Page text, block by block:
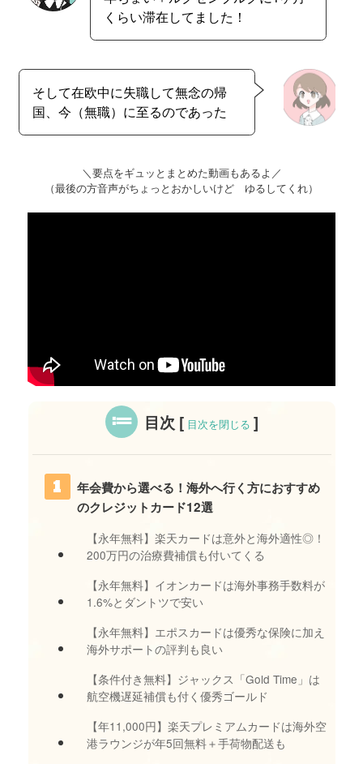
くらい滞在してました！
そして在欧中に失職して無念の帰
国、今（無職）に至るのであった
＼要点をギュッとまとめた動画もあるよ／
（最後の方音声がちょっとおかしいけど ゆるしてくれ）
目次 [ 目次を閉じる ]
年会費から選べる！海外へ行く方におすすめ
のクレジットカード12選
【永年無料】楽天カードは意外と海外適性◎！
200万円の治療費補償も付いてくる
【永年無料】イオンカードは海外事務手数料が
1.6%とダントツで安い
【永年無料】エポスカードは優秀な保険に加え
海外サポートの評判も良い
【条件付き無料】ジャックス「Gold Time」は
航空機遅延補償も付く優秀ゴールド
【年11,000円】楽天プレミアムカードは海外空
港ラウンジが年5回無料＋手荷物配送も